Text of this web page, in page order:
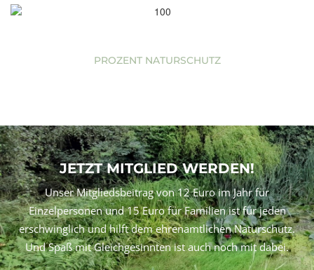
PROZENT NATURSCHUTZ
JETZT MITGLIED WERDEN!
Unser Mitgliedsbeitrag von 12 Euro im Jahr für
Einzelpersonen und 15 Euro für Familien ist für jeden
erschwinglich und hilft dem ehrenamtlichen Naturschutz.
Und Spaß mit Gleichgesinnten ist auch noch mit dabei.